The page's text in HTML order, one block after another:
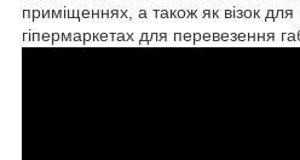
приміщеннях, а також як візок для
гіпермаркетах для перевезення